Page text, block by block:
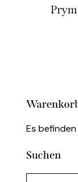
Es
Suchen